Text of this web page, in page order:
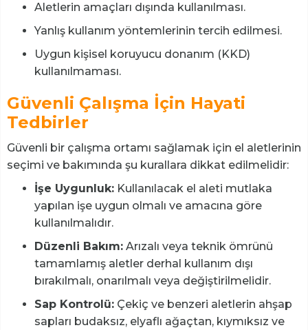
Aletlerin amaçları dışında kullanılması.
Yanlış kullanım yöntemlerinin tercih edilmesi.
Uygun kişisel koruyucu donanım (KKD)
kullanılmaması.
Güvenli Çalışma İçin Hayati
Tedbirler
Güvenli bir çalışma ortamı sağlamak için el aletlerinin
seçimi ve bakımında şu kurallara dikkat edilmelidir:
İşe Uygunluk: Kullanılacak el aleti mutlaka
yapılan işe uygun olmalı ve amacına göre
kullanılmalıdır.
Düzenli Bakım: Arızalı veya teknik ömrünü
tamamlamış aletler derhal kullanım dışı
bırakılmalı, onarılmalı veya değiştirilmelidir.
Sap Kontrolü: Çekiç ve benzeri aletlerin ahşap
sapları budaksız, elyaflı ağaçtan, kıymıksız ve